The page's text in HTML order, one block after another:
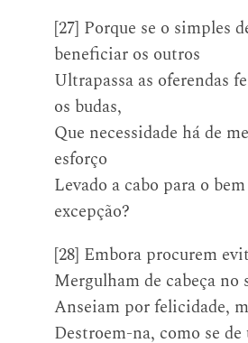
[27] Porque se o simples
beneficiar os outros
Ultrapassa as oferendas
os budas,
Que necessidade há de
esforço
Levado a cabo para o
excepção?
[28] Embora procurem
Mergulham de cabeça
Anseiam por felicidade,
Destroem-na, como se